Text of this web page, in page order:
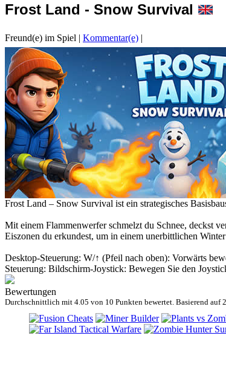
Frost Land - Snow Survival
Freund(e) im Spiel | Kommentar(e) |
Frost Land – Snow Survival ist ein strategisches
Mit einem Flammenwerfer schmelzt du Schnee, deckst
Eiszonen du erkundest, um in einem unerbittlichen
Desktop-Steuerung: W/↑ (Pfeil nach oben): Vorwärts
Steuerung: Bildschirm-Joystick: Bewegen Sie den
Bewertungen
Durchschnittlich mit 4.05 von 10 Punkten bewertet. Basierend auf